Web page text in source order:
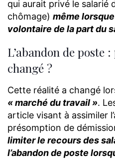
qui aurait privé le salarié
chômage) même
volontaire de la part du
L’abandon de
changé ?
Cette réalité a changé
« marché du travail ».
article visant à assimiler
présomption de
limiter le recours des
l’abandon de poste